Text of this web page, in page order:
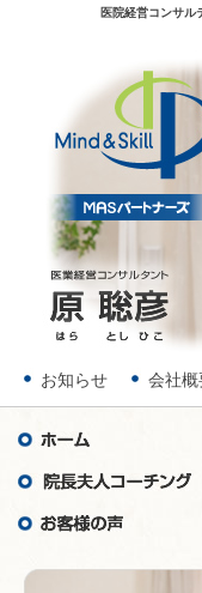
医院経営コンサル
お知らせ 会社概